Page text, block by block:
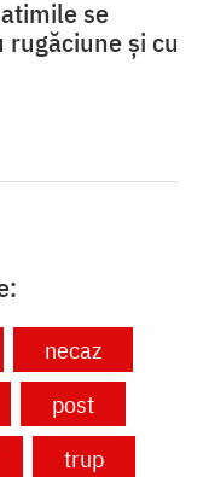
se
rugăciune și cu
necaz
post
trup